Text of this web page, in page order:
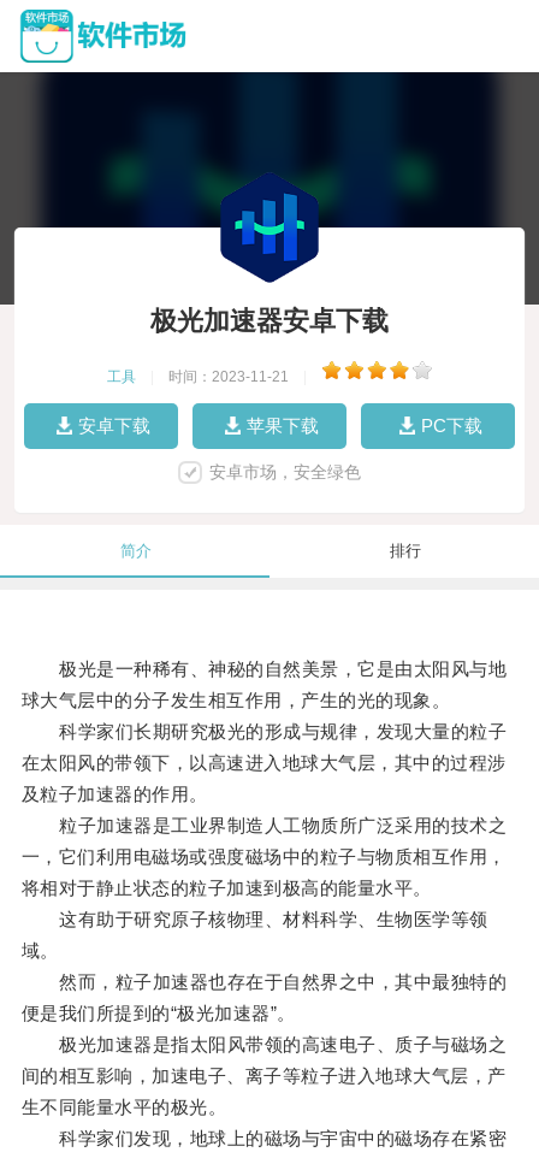
极光加速器安卓下载
工具 时间：2023-11-21
安卓下载 苹果下载 PC下载
安卓市场，安全绿色
简介 排行
极光是一种稀有、神秘的自然美景，它是由太阳风与地
球大气层中的分子发生相互作用，产生的光的现象。
科学家们长期研究极光的形成与规律，发现大量的粒子
在太阳风的带领下，以高速进入地球大气层，其中的过程涉
及粒子加速器的作用。
粒子加速器是工业界制造人工物质所广泛采用的技术之
一，它们利用电磁场或强度磁场中的粒子与物质相互作用，
将相对于静止状态的粒子加速到极高的能量水平。
这有助于研究原子核物理、材料科学、生物医学等领
域。
然而，粒子加速器也存在于自然界之中，其中最独特的
便是我们所提到的“极光加速器”。
极光加速器是指太阳风带领的高速电子、质子与磁场之
间的相互影响，加速电子、离子等粒子进入地球大气层，产
生不同能量水平的极光。
科学家们发现，地球上的磁场与宇宙中的磁场存在紧密